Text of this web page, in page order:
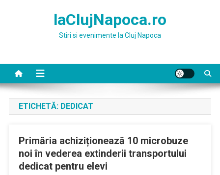
laClujNapoca.ro
Stiri si evenimente la Cluj Napoca
ETICHETĂ: DEDICAT
Primăria achiziționează 10 microbuze
noi în vederea extinderii transportului
dedicat pentru elevi